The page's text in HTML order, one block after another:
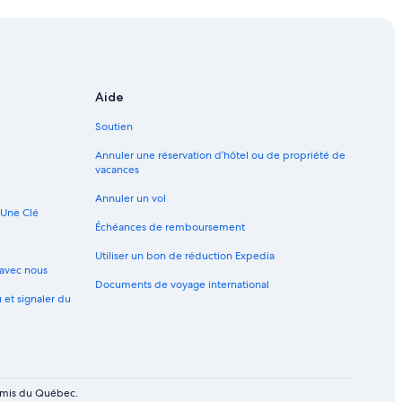
Clé
nous
et signaler du
Aide
Soutien
Annuler une réservation d’hôtel ou de propriété de
vacances
Annuler un vol
Échéances de remboursement
Utiliser un bon de réduction Expedia
Documents de voyage international
du Québec.